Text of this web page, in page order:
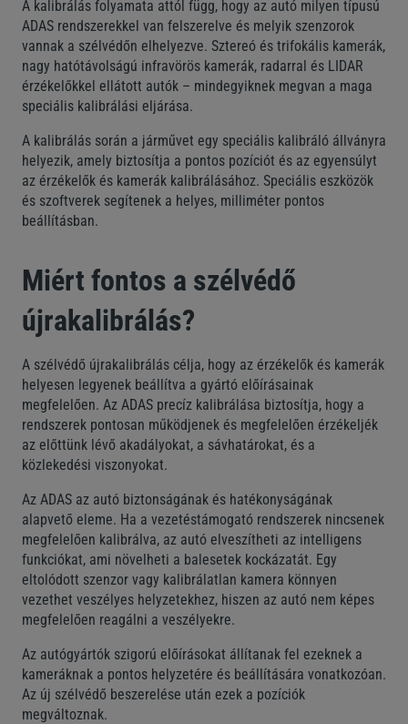
A kalibrálás folyamata attól függ, hogy az autó milyen típusú
ADAS rendszerekkel van felszerelve és melyik szenzorok
vannak a szélvédőn elhelyezve. Sztereó és trifokális kamerák,
nagy hatótávolságú infravörös kamerák, radarral és LIDAR
érzékelőkkel ellátott autók – mindegyiknek megvan a maga
speciális kalibrálási eljárása.
A kalibrálás során a járművet egy speciális kalibráló állványra
helyezik, amely biztosítja a pontos pozíciót és az egyensúlyt
az érzékelők és kamerák kalibrálásához. Speciális eszközök
és szoftverek segítenek a helyes, milliméter pontos
beállításban.
Miért fontos a szélvédő
újrakalibrálás?
A szélvédő újrakalibrálás célja, hogy az érzékelők és kamerák
helyesen legyenek beállítva a gyártó előírásainak
megfelelően. Az ADAS precíz kalibrálása biztosítja, hogy a
rendszerek pontosan működjenek és megfelelően érzékeljék
az előttünk lévő akadályokat, a sávhatárokat, és a
közlekedési viszonyokat.
Az ADAS az autó biztonságának és hatékonyságának
alapvető eleme. Ha a vezetéstámogató rendszerek nincsenek
megfelelően kalibrálva, az autó elveszítheti az intelligens
funkciókat, ami növelheti a balesetek kockázatát. Egy
eltolódott szenzor vagy kalibrálatlan kamera könnyen
vezethet veszélyes helyzetekhez, hiszen az autó nem képes
megfelelően reagálni a veszélyekre.
Az autógyártók szigorú előírásokat állítanak fel ezeknek a
kameráknak a pontos helyzetére és beállítására vonatkozóan.
Az új szélvédő beszerelése után ezek a pozíciók
megváltoznak.